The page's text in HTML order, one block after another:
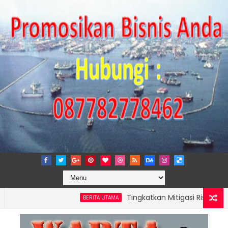
BERITA UTAMA
Tingkatkan Mitigasi Risiko, IPC TPK
KAPASITAS TPK NILAM MELALUI PENAMBAHAN E-RTG